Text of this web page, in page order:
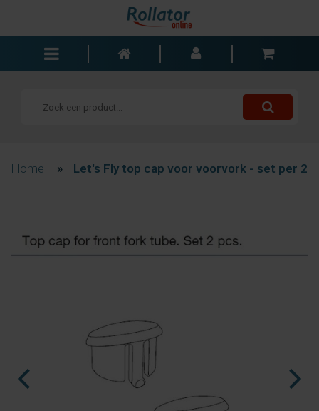
Rolstoelen
Accessoires
Wisselstukken
es
Home » Let's Fly top cap voor voorvork - set per 2